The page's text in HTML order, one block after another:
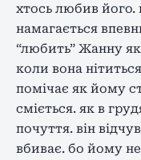
хтось любив його.
намагається
“любить” Жанну
коли вона
помічає як йому
сміється. як в
почуття. він
вбиває. бо йому